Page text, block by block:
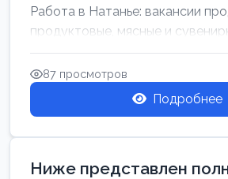
Работа в Натанье: вакансии
продуктовые, мясные и
Разнорабочий на сборку м...
87 просмотров
Подробнее
Ниже представлен